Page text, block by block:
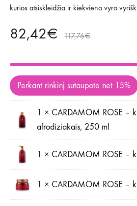
kurios atsiskleidžia ir kiekvieno vyro
82,42€ 117,76€
Perkant rinkinį sutaupote net 15%
1 × CARDAMOM ROSE –
afrodiziakais, 250 ml
1 × CARDAMOM ROSE –
1 × CARDAMOM ROSE –